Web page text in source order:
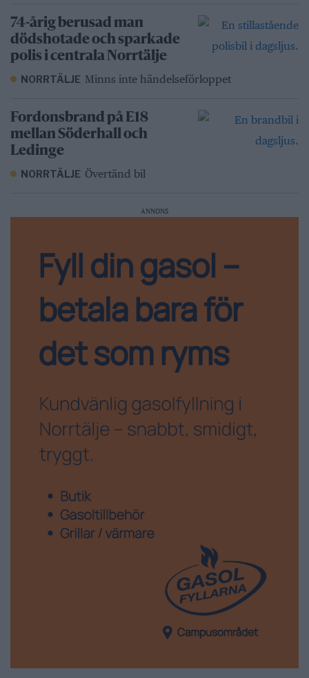
74-årig berusad man
dödshotade och sparkade
polis i centrala Norrtälje
NORRTÄLJE Minns inte händelseförloppet
Fordonsbrand på E18
mellan Söderhall och
Ledinge
NORRTÄLJE Övertänd bil
ANNONS